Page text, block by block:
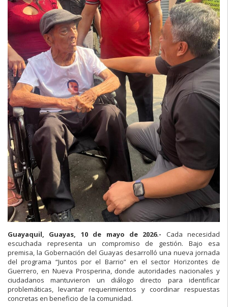
Guayaquil, Guayas, 10 de mayo de 2026.- Cada necesidad
escuchada representa un compromiso de gestión. Bajo esa
premisa, la Gobernación del Guayas desarrolló una nueva jornada
del programa “Juntos por el Barrio” en el sector Horizontes de
Guerrero, en Nueva Prosperina, donde autoridades nacionales y
ciudadanos mantuvieron un diálogo directo para identificar
problemáticas, levantar requerimientos y coordinar respuestas
concretas en beneficio de la comunidad.